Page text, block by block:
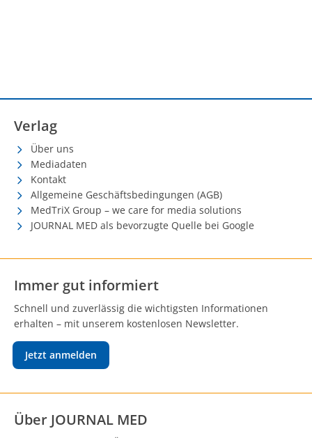
Verlag
Über uns
Mediadaten
Kontakt
Allgemeine Geschäftsbedingungen (AGB)
MedTriX Group – we care for media solutions
JOURNAL MED als bevorzugte Quelle bei Google
Immer gut informiert
Schnell und zuverlässig die wichtigsten Informationen
erhalten – mit unserem kostenlosen Newsletter.
Jetzt anmelden
Über JOURNAL MED